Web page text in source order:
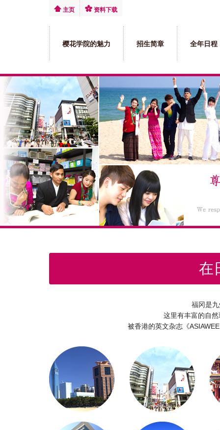
主页 资料下载
樱花学院的魅力 招生简章 全年日程
在
福冈是
这里有丰富的自
被香港的英文杂志《